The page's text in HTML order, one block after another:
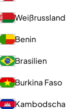
Weißrussland
Benin
Brasilien
Burkina Faso
Kambodscha